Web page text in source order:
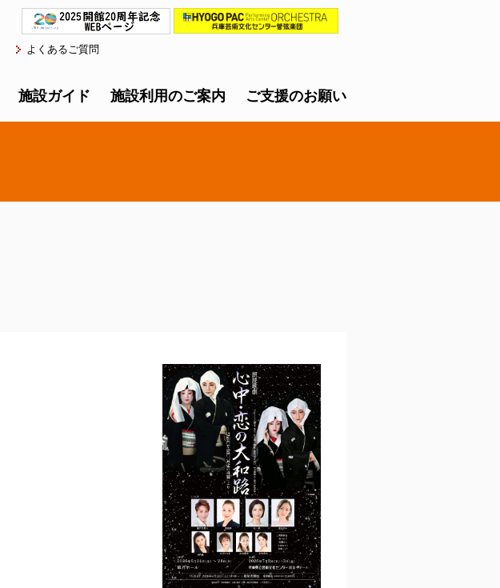
よくあるご質問
施設ガイド 施設利用のご案内 ご支援のお願い